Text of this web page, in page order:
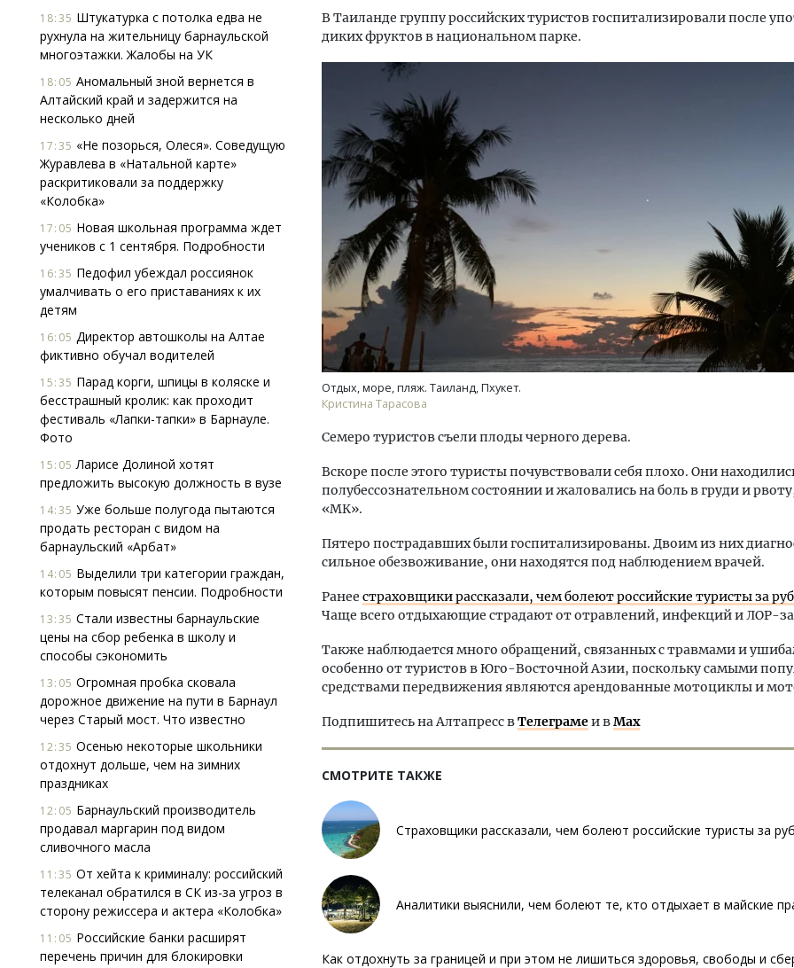
18:35 Штукатурка с потолка едва не
рухнула на жительницу барнаульской
многоэтажки. Жалобы на УК
18:05 Аномальный зной вернется в
Алтайский край и задержится на
несколько дней
17:35 «Не позорься, Олеся». Соведущую
Журавлева в «Натальной карте»
раскритиковали за поддержку
«Колобка»
17:05 Новая школьная программа ждет
учеников с 1 сентября. Подробности
16:35 Педофил убеждал россиянок
умалчивать о его приставаниях к их
детям
16:05 Директор автошколы на Алтае
фиктивно обучал водителей
15:35 Парад корги, шпицы в коляске и
бесстрашный кролик: как проходит
фестиваль «Лапки-тапки» в Барнауле.
Фото
15:05 Ларисе Долиной хотят
предложить высокую должность в вузе
14:35 Уже больше полугода пытаются
продать ресторан с видом на
барнаульский «Арбат»
14:05 Выделили три категории граждан,
которым повысят пенсии. Подробности
13:35 Стали известны барнаульские
цены на сбор ребенка в школу и
способы сэкономить
13:05 Огромная пробка сковала
дорожное движение на пути в Барнаул
через Старый мост. Что известно
12:35 Осенью некоторые школьники
отдохнут дольше, чем на зимних
праздниках
12:05 Барнаульский производитель
продавал маргарин под видом
сливочного масла
11:35 От хейта к криминалу: российский
телеканал обратился в СК из-за угроз в
сторону режиссера и актера «Колобка»
11:05 Российские банки расширят
перечень причин для блокировки
В Таиланде группу российских туристов госпитализировали после
диких фруктов в национальном парке.
Отдых, море, пляж. Таиланд, Пхукет.
Кристина Тарасова
Семеро туристов съели плоды черного дерева.
Вскоре после этого туристы почувствовали себя плохо. Они
полубессознательном состоянии и жаловались на боль в груди и
«МК».
Пятеро пострадавших были госпитализированы. Двоим из них
сильное обезвоживание, они находятся под наблюдением врачей.
Ранее страховщики рассказали, чем болеют российские туристы за
Чаще всего отдыхающие страдают от отравлений, инфекций и ЛОР-
Также наблюдается много обращений, связанных с травмами и
особенно от туристов в Юго-Восточной Азии, поскольку самыми
средствами передвижения являются арендованные мотоциклы и
Подпишитесь на Алтапресс вТелеграмеи вMax
СМОТРИТЕ ТАКЖЕ
Страховщики рассказали, чем болеют российские туристы за
Аналитики выяснили, чем болеют те, кто отдыхает в майские
Как отдохнуть за границей и при этом не лишиться здоровья, свободы и
Архитектурный код начинается с
земли. Мощение крупноформатными
плитами становится новым
стандартом благоустройства
СТРОИТЕЛЬСТВО
Смелость архитектурных
Генеральный директор
ЗИАС — об эстетике
трендах в фасадах и